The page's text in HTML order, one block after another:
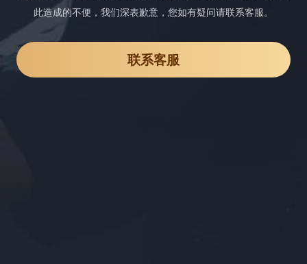
此造成的不便，我们深表歉意，您如有疑问请联系客服。
联系客服